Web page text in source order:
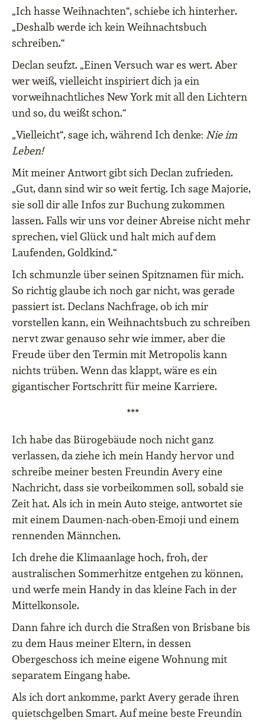
„Ich hasse Weihnachten“, schiebe ich hinterher.
„Deshalb werde ich kein Weihnachtsbuch
schreiben.“
Declan seufzt. „Einen Versuch war es wert. Aber
wer weiß, vielleicht inspiriert dich ja ein
vorweihnachtliches New York mit all den Lichtern
und so, du weißt schon.“
„Vielleicht“, sage ich, während Ich denke: Nie im
Leben!
Mit meiner Antwort gibt sich Declan zufrieden.
„Gut, dann sind wir so weit fertig. Ich sage Majorie,
sie soll dir alle Infos zur Buchung zukommen
lassen. Falls wir uns vor deiner Abreise nicht mehr
sprechen, viel Glück und halt mich auf dem
Laufenden, Goldkind.“
Ich schmunzle über seinen Spitznamen für mich.
So richtig glaube ich noch gar nicht, was gerade
passiert ist. Declans Nachfrage, ob ich mir
vorstellen kann, ein Weihnachtsbuch zu schreiben
nervt zwar genauso sehr wie immer, aber die
Freude über den Termin mit Metropolis kann
nichts trüben. Wenn das klappt, wäre es ein
gigantischer Fortschritt für meine Karriere.
***
Ich habe das Bürogebäude noch nicht ganz
verlassen, da ziehe ich mein Handy hervor und
schreibe meiner besten Freundin Avery eine
Nachricht, dass sie vorbeikommen soll, sobald sie
Zeit hat. Als ich in mein Auto steige, antwortet sie
mit einem Daumen-nach-oben-Emoji und einem
rennenden Männchen.
Ich drehe die Klimaanlage hoch, froh, der
australischen Sommerhitze entgehen zu können,
und werfe mein Handy in das kleine Fach in der
Mittelkonsole.
Dann fahre ich durch die Straßen von Brisbane bis
zu dem Haus meiner Eltern, in dessen
Obergeschoss ich meine eigene Wohnung mit
separatem Eingang habe.
Als ich dort ankomme, parkt Avery gerade ihren
quietschgelben Smart. Auf meine beste Freundin